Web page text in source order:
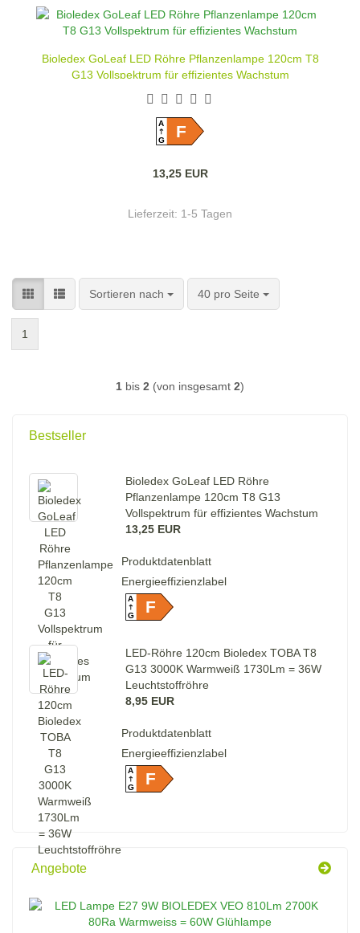
Bioledex GoLeaf LED Röhre Pflanzenlampe 120cm T8
G13 Vollspektrum für effizientes Wachstum
A
GF
13,25 EUR
Lieferzeit: 1-5 Tagen
Sortieren nach
Sortieren nach 40 pro Seite
pro Seite
1
1 bis 2 (von insgesamt 2)
Bestseller
Bioledex GoLeaf LED Röhre
Pflanzenlampe 120cm T8 G13
Vollspektrum für effizientes Wachstum
13,25 EUR
Produktdatenblatt
Energieeffizienzlabel
A
GF
LED-Röhre 120cm Bioledex TOBA T8
G13 3000K Warmweiß 1730Lm = 36W
Leuchtstoffröhre
8,95 EUR
Produktdatenblatt
Energieeffizienzlabel
A
GF
Angebote